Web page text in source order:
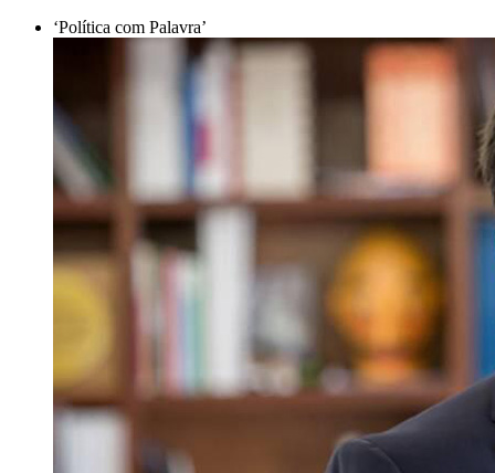
‘Política com Palavra’